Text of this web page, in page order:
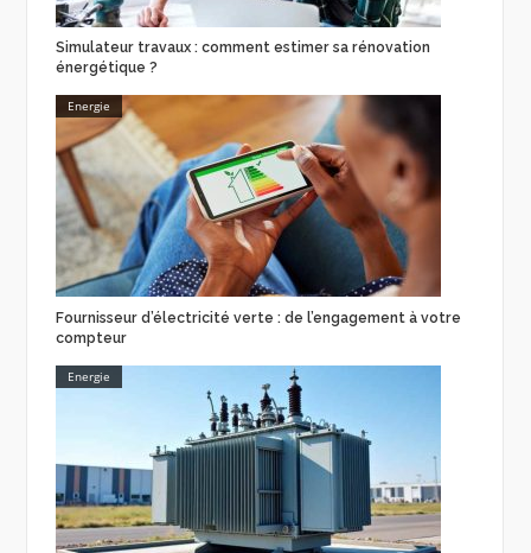
Simulateur travaux : comment estimer sa rénovation
énergétique ?
Energie
Fournisseur d’électricité verte : de l’engagement à votre
compteur
Energie